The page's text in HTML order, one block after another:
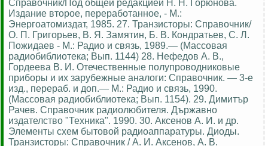
Справочник/Под общей редакцией Н. Н. Горюнова.
Издание второе, переработанное, - М.:
Энергоатомиздат, 1985. 27. Транзисторы: Справочник/
О. П. Григорьев, В. Я. Замятин, Б. В. Кондратьев, С. Л.
Пожидаев - М.: Радио и связь, 1989.— (Массовая
радиобиблиотека; Вып. 1144) 28. Нефедов А. В.,
Гордеева В. И. Отечественные полупроводниковые
приборы и их зарубежные аналоги: Справочник. — 3-е
изд., перераб. и доп.— М.: Радио и связь, 1990.
(Массовая радиобиблиотека; Вып. 1154). 29. Димитър
Рачев. Справочник радиолюбителя. Държавно
издателство "Техника". 1990. 30. Аксенов А. И. и др.
Элементы схем бытовой радиоаппаратуры. Диоды.
Транзисторы: Справочник / А. И. Аксенов, А. В.